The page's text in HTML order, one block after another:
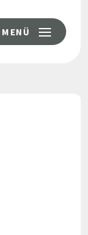
MENÜ